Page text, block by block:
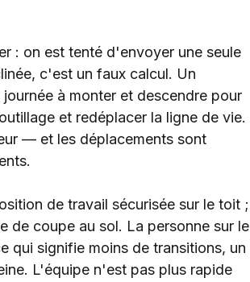
: on est tenté d'envoyer une seule
c'est un faux calcul. Un
à monter et descendre pour
et redéplacer la ligne de vie.
— et les déplacements sont
de travail sécurisée sur le toit ;
de coupe au sol. La personne sur le
qui signifie moins de transitions, un
L'équipe n'est pas plus rapide